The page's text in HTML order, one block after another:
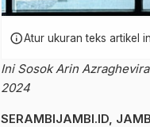
infoAtur ukuran teks artikel
Ini Sosok Arin
2024
SERAMBIJAMBI.ID,